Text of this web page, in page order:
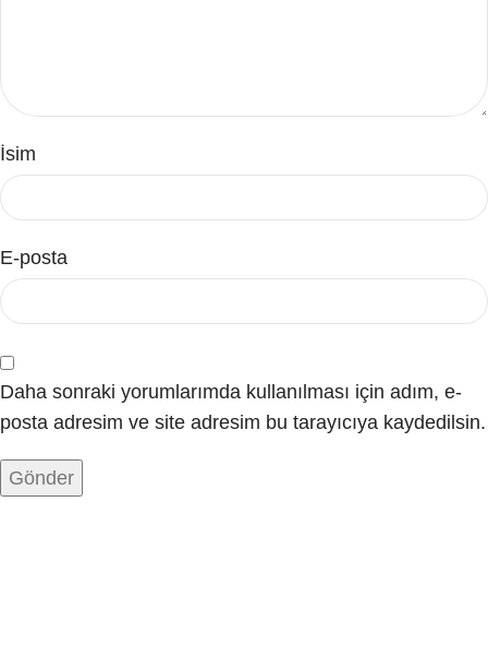
İsim
E-posta
Daha sonraki yorumlarımda kullanılması için adım, e-
posta adresim ve site adresim bu tarayıcıya kaydedilsin.